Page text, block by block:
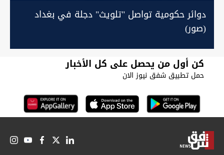
دوائر حكومية تواصل "تلويث" دجلة في بغداد
(صور)
كن أول من يحصل على كل الأخبار
حمل تطبيق شفق نيوز الان